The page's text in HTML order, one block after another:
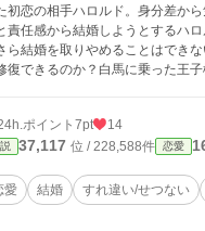
初恋の相手ハロルド。身分差か
責任感から結婚しようとするハ
ら結婚を取りやめることはでき
復できるのか？白馬に乗った王
ポイント 7pt 14
37,117 位 / 228,588件 恋愛
愛 結婚 すれ違い/せつない